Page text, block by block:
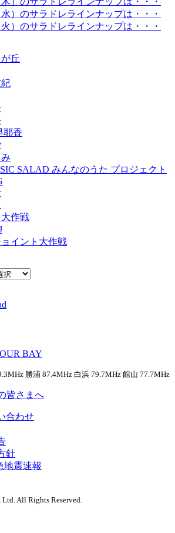
）のサラドレラインナップは・・・
）のサラドレラインナップは・・・
丘
耶香
SALAD みんなのうた プロジェクト
作戦
イント大作戦
勝浦 87.4MHz 白浜 79.7MHz 館山 77.7MHz
皆さまへ
合わせ
針
地震速報
All Rights Reserved.